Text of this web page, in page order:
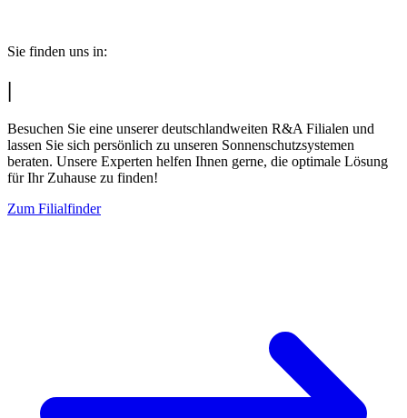
Sie finden uns in:
|
Besuchen Sie eine unserer deutschlandweiten R&A Filialen und
lassen Sie sich persönlich zu unseren Sonnenschutzsystemen
beraten. Unsere Experten helfen Ihnen gerne, die optimale Lösung
für Ihr Zuhause zu finden!
Zum Filialfinder